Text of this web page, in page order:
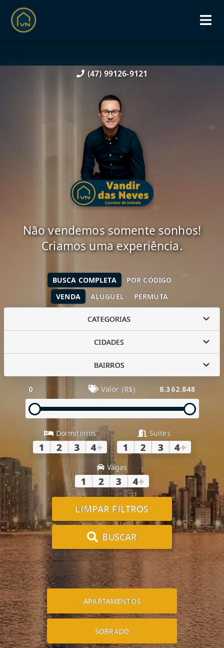
(47) 99126-9121
Não vendemos somente sonhos!
Criamos uma experiência.
VENDA ALUGUEL PERMUTA
BUSCA COMPLETA POR CÓDIGO
CATEGORIAS
CIDADES
BAIRROS
0 Valor (R$) 8.362.848
Dormitórios
1 2 3 4+
Suítes
1 2 3 4+
Vagas
1 2 3 4+
LIMPAR FILTROS
BUSCAR
APARTAMENTOS
SOBRADO